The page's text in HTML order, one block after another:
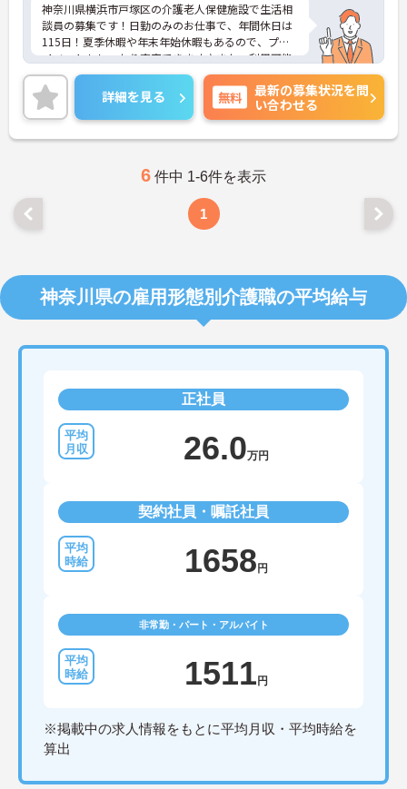
神奈川県横浜市戸塚区の介護老人保健施設で生活相
談員の募集です！日勤のみのお仕事で、年間休日は
115日！夏季休暇や年末年始休暇もあるので、プラ
イベートもしっかり充実できます♪また、利用可能
な託児施設もあるので、ご家族のいる方でも安心で
す◎ご興味のある方は、面接ポイントをお伝えしま
すので、お気軽にご連絡ください。
詳細を見る 無料
最新の募集状況を問
い合わせる
6 件中 1-6件を表示
1
神奈川県の雇用形態別介護職の平均給与
正社員
26.0万円
契約社員・嘱託社員
1658 円
非常勤・パート・アルバイト
1511 円
※掲載中の求人情報をもとに平均月収・平均時給を
算出